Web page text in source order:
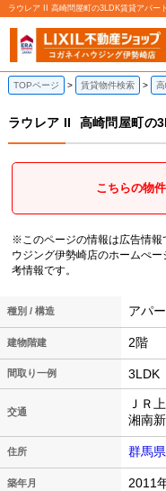
ラウレア II 高崎問屋町の3LDK賃貸アパー
TOPページ 賃貸物件検索
ラウレア II 高崎問屋町の
こちらの物
※このページの情報は広告情報
ウジング伊勢崎店のホームぺ
考情報です。
種別 / 構造 アパ
建物階建 2階
間取り一例 3LDK
交通
ＪＲ
湘南
住所 群馬
築年月 2011